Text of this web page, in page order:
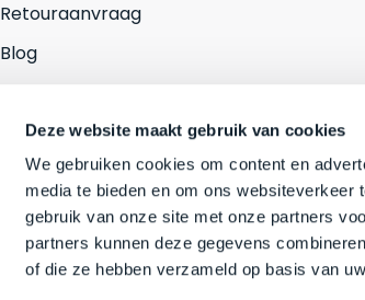
Deze website maakt gebruik van cookies
We gebruiken cookies om content en
media te bieden en om ons
gebruik van onze site met onze partners
partners kunnen deze gegevens
of die ze hebben verzameld op basis van
Retouraanvraag
Blog